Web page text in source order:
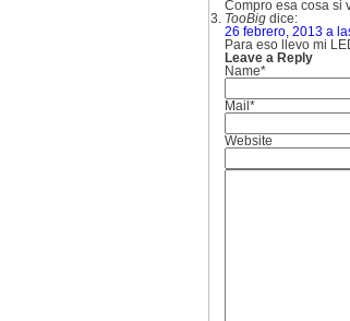
Compro esa cosa si
TooBig dice:
26 febrero, 2013 a
Para eso llevo mi
Leave a Reply
Name*
Mail*
Website